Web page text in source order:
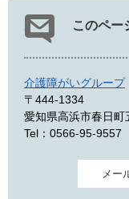
このペー
介護障がいグループ
〒444-1334
愛知県高浜市春日
Tel：0566-95-9557
メー